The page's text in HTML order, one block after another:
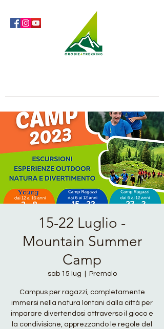
15-22 Luglio -
Mountain Summer
Camp
sab 15 lug Premolo
Campus per ragazzi, completamente
immersi nella natura lontani dalla città per
imparare divertendosi attraverso il gioco e
la condivisione, apprezzando le regole del